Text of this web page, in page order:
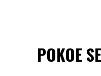
POKOE